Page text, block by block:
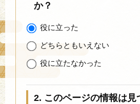
か？
役に立った
どちらともいえない
役に立たなかった
2. このページの情報は見